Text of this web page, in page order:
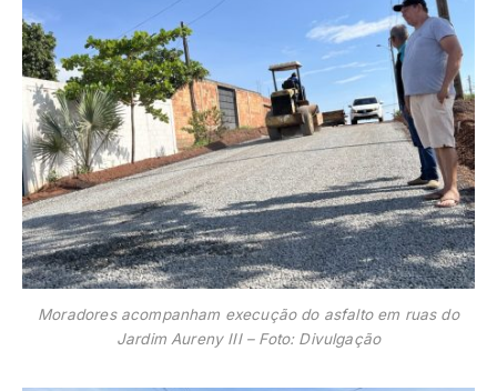
Moradores acompanham execução do asfalto em ruas do
Jardim Aureny III – Foto: Divulgação